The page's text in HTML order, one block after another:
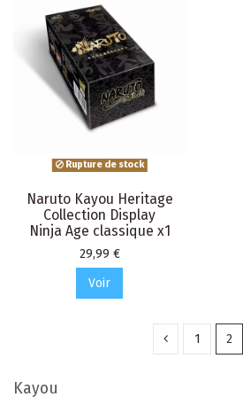
Rupture de stock
Naruto Kayou Heritage
Collection Display
Ninja Age classique x1
Prix
29,99 €
Voir
1 2
Kayou